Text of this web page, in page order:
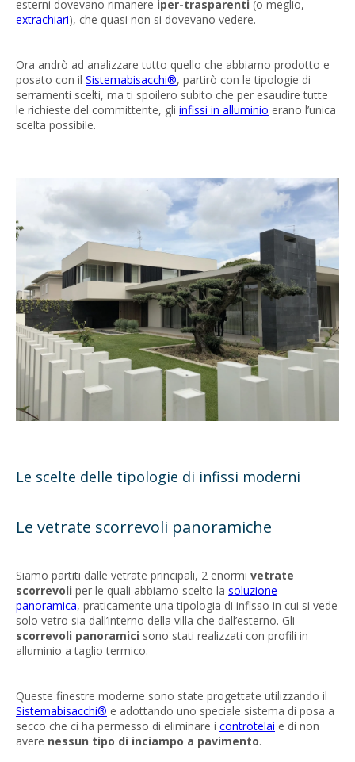
esterni dovevano rimanere iper-trasparenti (o meglio,
extrachiari), che quasi non si dovevano vedere.
Ora andrò ad analizzare tutto quello che abbiamo prodotto e
posato con il Sistemabisacchi®, partirò con le tipologie di
serramenti scelti, ma ti spoilero subito che per esaudire tutte
le richieste del committente, gli infissi in alluminio erano l’unica
scelta possibile.
Le scelte delle tipologie di infissi moderni
Le vetrate scorrevoli panoramiche
Siamo partiti dalle vetrate principali, 2 enormi vetrate
scorrevoli per le quali abbiamo scelto la soluzione
panoramica, praticamente una tipologia di infisso in cui si vede
solo vetro sia dall’interno della villa che dall’esterno. Gli
scorrevoli panoramici sono stati realizzati con profili in
alluminio a taglio termico.
Queste finestre moderne sono state progettate utilizzando il
Sistemabisacchi® e adottando uno speciale sistema di posa a
secco che ci ha permesso di eliminare i controtelai e di non
avere nessun tipo di inciampo a pavimento.